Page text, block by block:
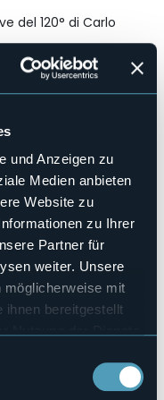
und Anzeigen zu
Medien anbieten
Website zu
zu Ihrer
Partner für
weiter. Unsere
möglicherweise mit
ihnen bereitgestellt
del 120° di Carlo
la mostra a percorso,
“Torre della miniera